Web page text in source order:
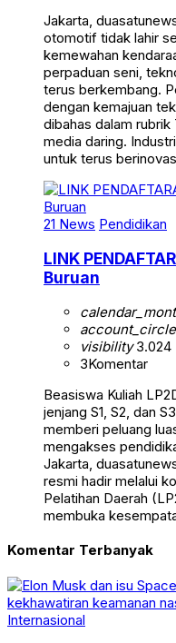
Jakarta,
otomotif tidak lahir
kemewahan
perpaduan seni,
terus berkembang.
dengan kemajuan
dibahas dalam
media daring.
untuk terus
21 News Pendidikan
LINK
Buruan
account_circle
visibility3.024
3Komentar
Beasiswa Kuliah
jenjang S1, S2, dan
memberi peluang
mengakses
Jakarta,
resmi hadir melalui
Pelatihan Daerah
membuka
Komentar Terbanyak
Internasional